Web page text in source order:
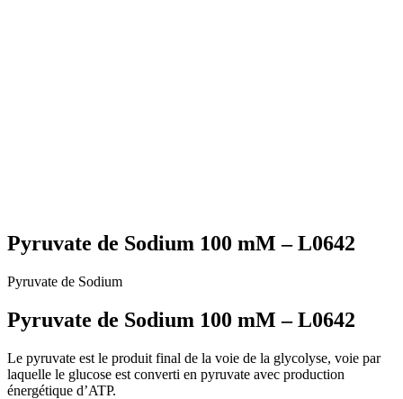
Pyruvate de Sodium 100 mM – L0642
Pyruvate de Sodium
Pyruvate de Sodium 100 mM – L0642
Le pyruvate est le produit final de la voie de la glycolyse, voie par
laquelle le glucose est converti en pyruvate avec production
énergétique d’ATP.